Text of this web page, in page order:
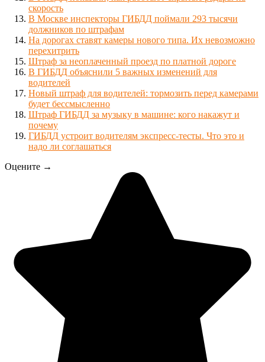
скорость
В Москве инспекторы ГИБДД поймали 293 тысячи
должников по штрафам
На дорогах ставят камеры нового типа. Их невозможно
перехитрить
Штраф за неоплаченный проезд по платной дороге
В ГИБДД объяснили 5 важных изменений для
водителей
Новый штраф для водителей: тормозить перед камерами
будет бессмысленно
Штраф ГИБДД за музыку в машине: кого накажут и
почему
ГИБДД устроит водителям экспресс-тесты. Что это и
надо ли соглашаться
Оцените →